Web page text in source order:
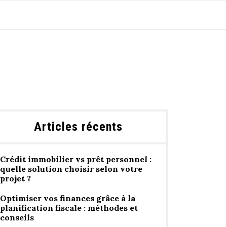
Articles récents
Crédit immobilier vs prêt personnel :
quelle solution choisir selon votre
projet ?
Optimiser vos finances grâce à la
planification fiscale : méthodes et
conseils